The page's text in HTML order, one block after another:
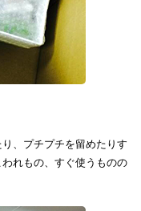
、プチプチを留めたりす
れもの、すぐ使うものの